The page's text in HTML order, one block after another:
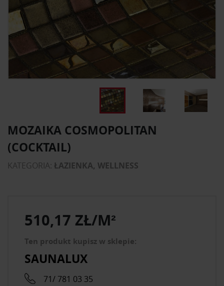
MOZAIKA COSMOPOLITAN
(COCKTAIL)
KATEGORIA: ŁAZIENKA, WELLNESS
510,17 ZŁ/M²
Ten produkt kupisz w sklepie:
SAUNALUX
71/ 781 03 35